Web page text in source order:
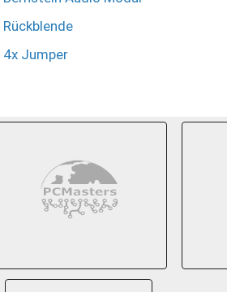
Rückblende
4x Jumper